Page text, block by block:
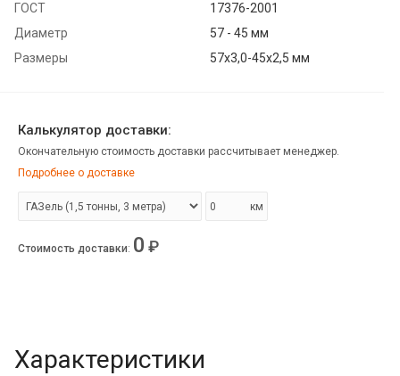
ГОСТ
17376-2001
Диаметр
57 - 45 мм
Размеры
57х3,0-45х2,5 мм
Калькулятор доставки:
Окончательную стоимость доставки рассчитывает менеджер.
Подробнее о доставке
км
Стоимость доставки: 0 ₽
Характеристики